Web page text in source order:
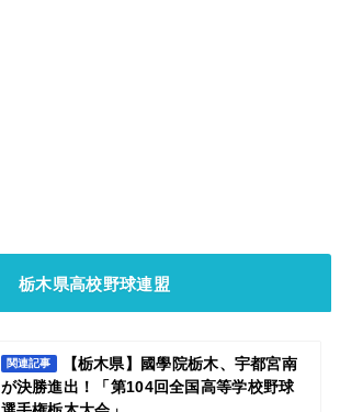
栃木県高校野球連盟
関連記事
【栃木県】國學院栃木、宇都宮南
が決勝進出！「第104回全国高等学校野球